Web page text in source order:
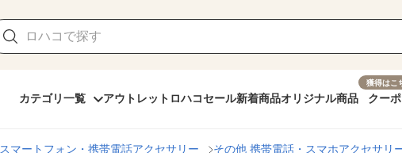
カテゴリ一覧 アウトレット ロハコセール新着商品オリジナル商品
獲得はこ
クー
スマートフォン・携帯電話アクセサリー その他 携帯電話・スマホアクセサリ